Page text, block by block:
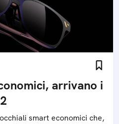
arrivano i
smart economici che,